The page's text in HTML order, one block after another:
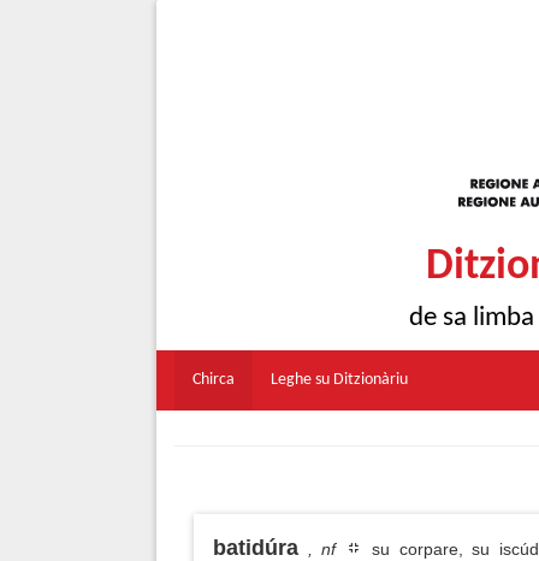
de sa
Chirca Leghe su Ditzionàriu
batidúra , nf
su corpare, su